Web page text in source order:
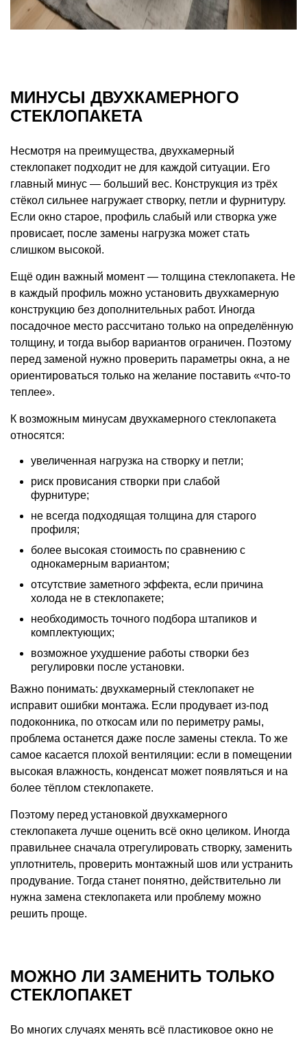
МИНУСЫ ДВУХКАМЕРНОГО
СТЕКЛОПАКЕТА
Несмотря на преимущества, двухкамерный
стеклопакет подходит не для каждой ситуации. Его
главный минус — больший вес. Конструкция из трёх
стёкол сильнее нагружает створку, петли и фурнитуру.
Если окно старое, профиль слабый или створка уже
провисает, после замены нагрузка может стать
слишком высокой.
Ещё один важный момент — толщина стеклопакета. Не
в каждый профиль можно установить двухкамерную
конструкцию без дополнительных работ. Иногда
посадочное место рассчитано только на определённую
толщину, и тогда выбор вариантов ограничен. Поэтому
перед заменой нужно проверить параметры окна, а не
ориентироваться только на желание поставить «что-то
теплее».
К возможным минусам двухкамерного стеклопакета
относятся:
увеличенная нагрузка на створку и петли;
риск провисания створки при слабой
фурнитуре;
не всегда подходящая толщина для старого
профиля;
более высокая стоимость по сравнению с
однокамерным вариантом;
отсутствие заметного эффекта, если причина
холода не в стеклопакете;
необходимость точного подбора штапиков и
комплектующих;
возможное ухудшение работы створки без
регулировки после установки.
Важно понимать: двухкамерный стеклопакет не
исправит ошибки монтажа. Если продувает из-под
подоконника, по откосам или по периметру рамы,
проблема останется даже после замены стекла. То же
самое касается плохой вентиляции: если в помещении
высокая влажность, конденсат может появляться и на
более тёплом стеклопакете.
Поэтому перед установкой двухкамерного
стеклопакета лучше оценить всё окно целиком. Иногда
правильнее сначала отрегулировать створку, заменить
уплотнитель, проверить монтажный шов или устранить
продувание. Тогда станет понятно, действительно ли
нужна замена стеклопакета или проблему можно
решить проще.
МОЖНО ЛИ ЗАМЕНИТЬ ТОЛЬКО
СТЕКЛОПАКЕТ
Во многих случаях менять всё пластиковое окно не